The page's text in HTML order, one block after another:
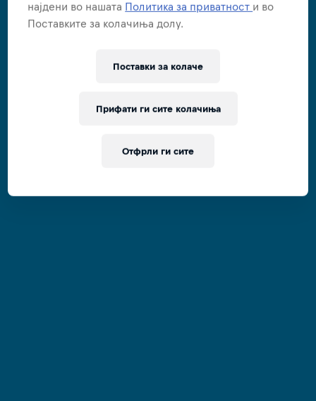
најдени во нашата Политика за приватност и во
Поставките за колачиња долу.
Поставки за колачe
Отфрли ги сите
Прифати ги сите колачиња